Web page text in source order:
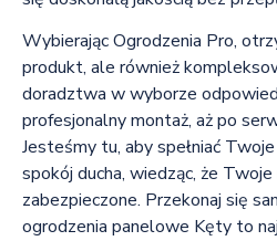
Wybierając Ogrodzenia Pro,
produkt, ale również
doradztwa w wyborze
profesjonalny montaż, aż po
Jesteśmy tu, aby spełniać
spokój ducha, wiedząc, że
zabezpieczone. Przekonaj się
ogrodzenia panelowe Kęty to